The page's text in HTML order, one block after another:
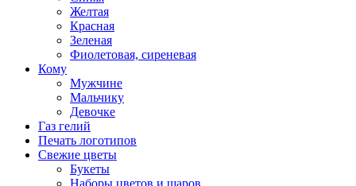
Желтая
Красная
Зеленая
Фиолетовая, сиреневая
Кому
Мужчине
Мальчику
Девочке
Газ гелий
Печать логотипов
Свежие цветы
Букеты
Наборы цветов и шаров